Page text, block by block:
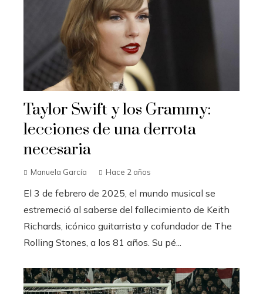
Taylor Swift y los Grammy:
lecciones de una derrota
necesaria
Manuela García Hace 2 años
El 3 de febrero de 2025, el mundo musical se
estremeció al saberse del fallecimiento de Keith
Richards, icónico guitarrista y cofundador de The
Rolling Stones, a los 81 años. Su pé...